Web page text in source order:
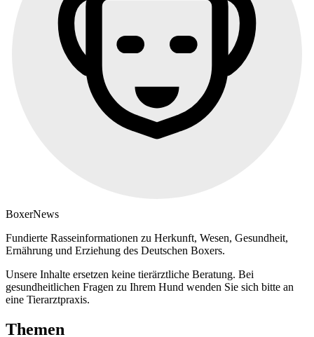
BoxerNews
Fundierte Rasseinformationen zu Herkunft, Wesen, Gesundheit,
Ernährung und Erziehung des Deutschen Boxers.
Unsere Inhalte ersetzen keine tierärztliche Beratung. Bei
gesundheitlichen Fragen zu Ihrem Hund wenden Sie sich bitte an
eine Tierarztpraxis.
Themen